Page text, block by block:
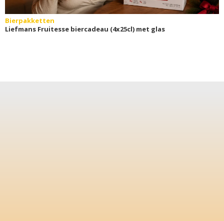
Bierpakketten
Liefmans Fruitesse biercadeau (4x25cl) met glas